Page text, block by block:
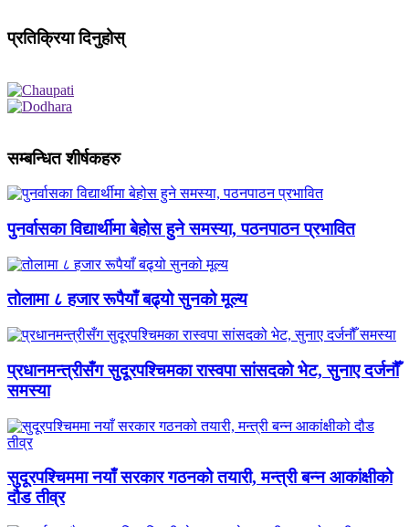
प्रतिक्रिया दिनुहोस्
सम्बन्धित शीर्षकहरु
पुनर्वासका विद्यार्थीमा बेहोस हुने समस्या, पठनपाठन प्रभावित
तोलामा ८ हजार रूपैयाँ बढ्यो सुनको मूल्य
प्रधानमन्त्रीसँग सुदूरपश्चिमका रास्वपा सांसदको भेट, सुनाए दर्जनौँ
समस्या
सुदूरपश्चिममा नयाँ सरकार गठनको तयारी, मन्त्री बन्न आकांक्षीको
दौड तीव्र